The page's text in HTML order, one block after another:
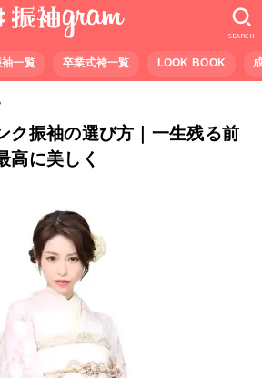
袖一覧 卒業式袴一覧 LOOK BOOK
SEARCH
ク振袖の選び方｜一生残る前
高に美しく